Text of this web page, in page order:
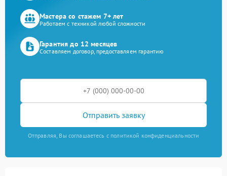
Мастера со стажем 7+ лет
Работаем с техникой любой сложности
Гарантия до 12 месяцев
Составляем договор, предоставляем гарантию
Отправить заявку
Отправляя, Вы соглашаетесь с политикой конфиденциальности